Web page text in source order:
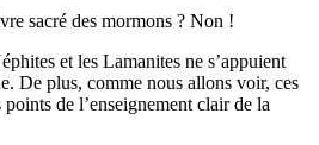
sacré des mormons ? Non !
et les Lamanites ne s’appuient
De plus, comme nous allons voir, ces
de l’enseignement clair de la